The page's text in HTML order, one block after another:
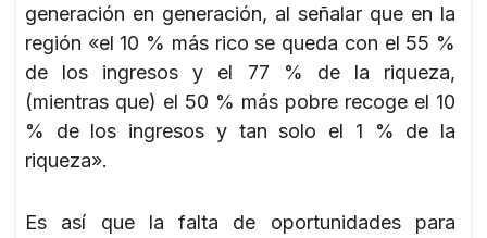
generación en generación, al señalar que en la
región «el 10 % más rico se queda con el 55 %
de los ingresos y el 77 % de la riqueza,
(mientras que) el 50 % más pobre recoge el 10
% de los ingresos y tan solo el 1 % de la
riqueza».
Es así que la falta de oportunidades para